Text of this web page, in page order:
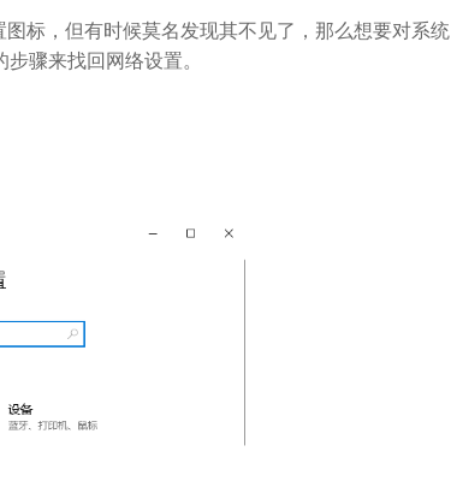
标，但有时候莫名发现其不见了，那么想要对系统
骤来找回网络设置。